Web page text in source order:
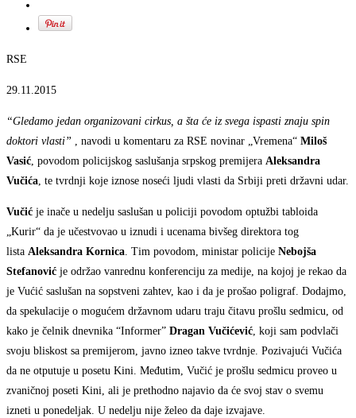
RSE
29.11.2015
“Gledamo jedan organizovani cirkus, a šta će iz svega ispasti znaju spin
doktori vlasti” , navodi u komentaru za RSE novinar „Vremena“ Miloš
Vasić, povodom policijskog saslušanja srpskog premijera Aleksandra
Vučića, te tvrdnji koje iznose noseći ljudi vlasti da Srbiji preti državni udar.
Vučić je inače u nedelju saslušan u policiji povodom optužbi tabloida
„Kurir“ da je učestvovao u iznudi i ucenama bivšeg direktora tog
lista Aleksandra Kornica. Tim povodom, ministar policije Nebojša
Stefanović je održao vanrednu konferenciju za medije, na kojoj je rekao da
je Vućić saslušan na sopstveni zahtev, kao i da je prošao poligraf. Dodajmo,
da spekulacije o mogućem državnom udaru traju čitavu prošlu sedmicu, od
kako je čelnik dnevnika “Informer” Dragan Vučićević, koji sam podvlači
svoju bliskost sa premijerom, javno izneo takve tvrdnje. Pozivajući Vučića
da ne otputuje u posetu Kini. Međutim, Vučić je prošlu sedmicu proveo u
zvaničnoj poseti Kini, ali je prethodno najavio da će svoj stav o svemu
izneti u ponedeljak. U nedelju nije želeo da daje izvajave.